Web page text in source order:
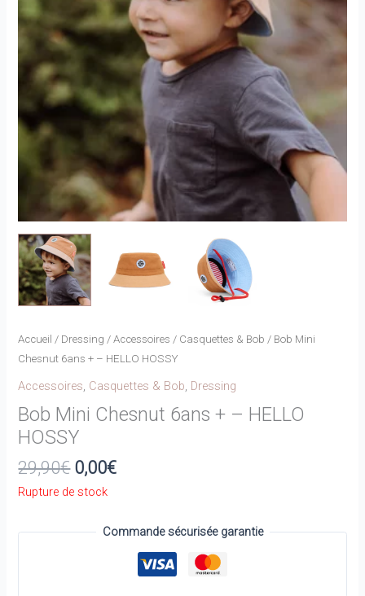
Accueil / Dressing /Accessoires / Casquettes & Bob / Bob Mini
Chesnut 6ans + – HELLO HOSSY
Accessoires, Casquettes & Bob, Dressing
Bob Mini Chesnut 6ans + – HELLO
HOSSY
29,90€ Le
prix
était :
0,00€Le
est :
Rupture de stock
Commande sécurisée garantie